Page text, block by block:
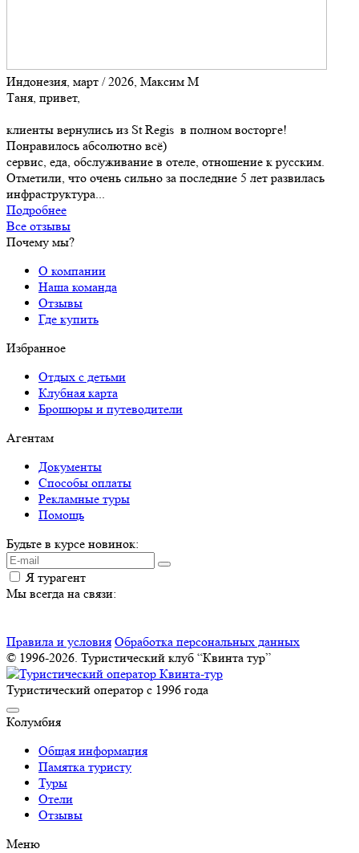
Индонезия, март / 2026, Максим М
Таня, привет,
клиенты вернулись из St Regis в полном восторге!
Понравилось абсолютно всё)
сервис, еда, обслуживание в отеле, отношение к русским.
Отметили, что очень сильно за последние 5 лет развилась
инфраструктура...
Подробнее
Все отзывы
Почему мы?
О компании
Наша команда
Отзывы
Где купить
Избранное
Отдых с детьми
Клубная карта
Брошюры и путеводители
Агентам
Документы
Способы оплаты
Рекламные туры
Помощь
Будьте в курсе новинок:
Я турагент
Мы всегда на связи:
Правила и условия Обработка персональных данных
© 1996-2026. Туристический клуб “Квинта тур”
Туристический оператор с 1996 года
Колумбия
Общая информация
Памятка туристу
Туры
Отели
Отзывы
Меню